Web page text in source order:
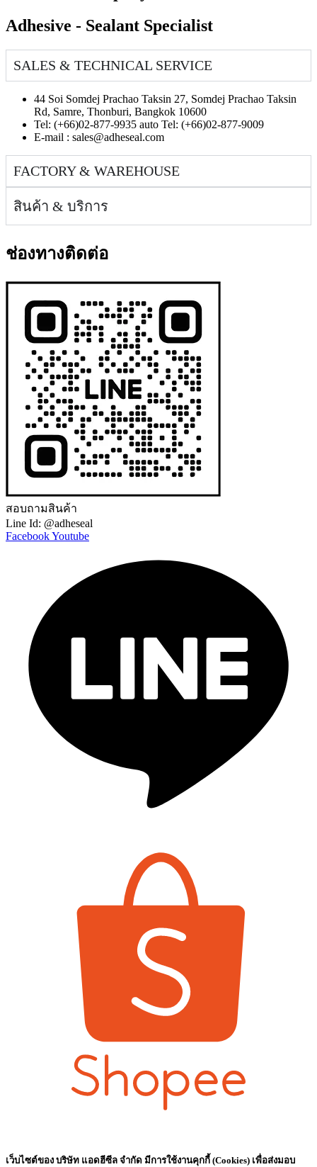
Adhesive - Sealant Specialist
SALES & TECHNICAL SERVICE
44 Soi Somdej Prachao Taksin 27, Somdej Prachao Taksin
Rd, Samre, Thonburi, Bangkok 10600
Tel: (+66)02-877-9935 auto Tel: (+66)02-877-9009
E-mail : sales@adheseal.com
FACTORY & WAREHOUSE
สินค้า & บริการ
ช่องทางติดต่อ
สอบถามสินค้า
Line Id: @adheseal
FacebookYoutube
เว็บไซต์ของ บริษัท แอดฮีซีล จำกัด มีการใช้งานคุกกี้ (Cookies) เพื่อส่งมอบ